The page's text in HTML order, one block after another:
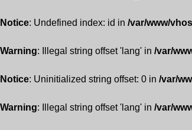
Notice: Undefined index: id in /var/www/
Warning: Illegal string offset 'lang' in /var/
Notice: Uninitialized string offset: 0 in /var/
Warning: Illegal string offset 'lang' in /var/